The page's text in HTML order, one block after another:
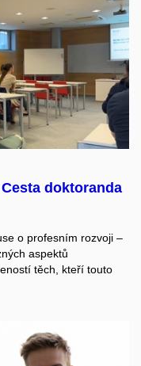
doktoranda
o profesním rozvoji –
aspektů
těch, kteří touto